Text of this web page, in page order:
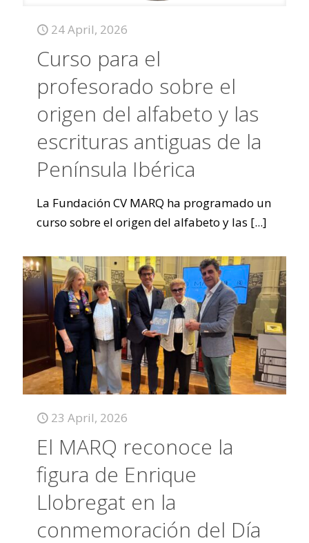
24 April, 2026
Curso para el
profesorado sobre el
origen del alfabeto y las
escrituras antiguas de la
Península Ibérica
La Fundación CV MARQ ha programado un
curso sobre el origen del alfabeto y las [...]
23 April, 2026
El MARQ reconoce la
figura de Enrique
Llobregat en la
conmemoración del Día